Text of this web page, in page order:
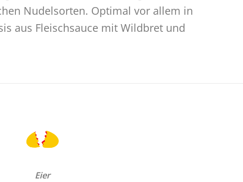
Nudelsorten. Optimal vor allem in
aus Fleischsauce mit Wildbret und
Eier